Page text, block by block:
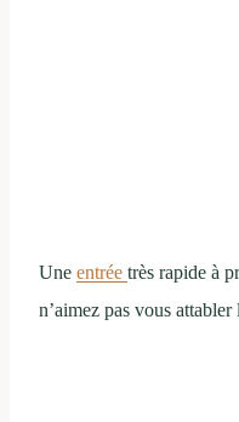
Une entrée très rapide à
n’aimez pas vous